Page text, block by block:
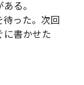
る。
った。次回
に書かせた